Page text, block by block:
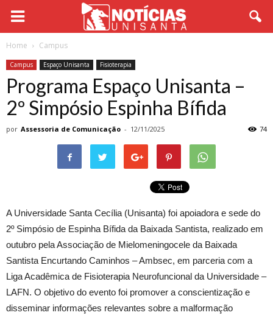
Home Campus
Campus Espaço Unisanta Fisioterapia
Programa Espaço Unisanta –
2º Simpósio Espinha Bífida
por Assessoria de Comunicação - 12/11/2025 74
A Universidade Santa Cecília (Unisanta) foi apoiadora e sede do
2º Simpósio de Espinha Bífida da Baixada Santista, realizado em
outubro pela Associação de Mielomeningocele da Baixada
Santista Encurtando Caminhos – Ambsec, em parceria com a
Liga Acadêmica de Fisioterapia Neurofuncional da Universidade –
LAFN. O objetivo do evento foi promover a conscientização e
disseminar informações relevantes sobre a malformação